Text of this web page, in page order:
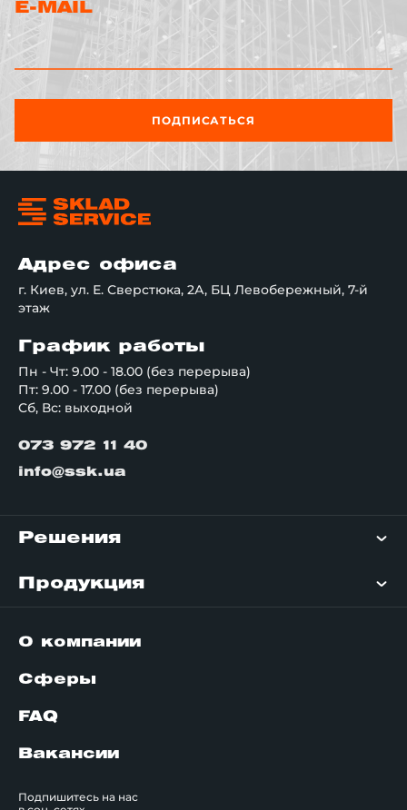
E-MAIL
ПОДПИСАТЬСЯ
Адрес офиса
г. Киев, ул. Е. Сверстюка, 2А, БЦ Левобережный, 7-й
этаж
График работы
Пн - Чт: 9.00 - 18.00 (без перерыва)
Пт: 9.00 - 17.00 (без перерыва)
Сб, Вс: выходной
073 972 11 40
info@ssk.ua
Решения
Продукция
О компании
Сферы
FAQ
Вакансии
Подпишитесь на нас